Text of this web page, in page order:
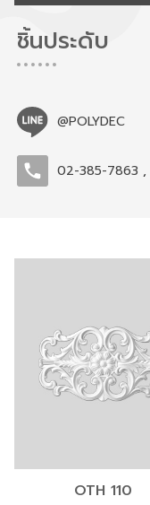
ชิ้นประดับ
@POLYDEC
02-385-7863 ,
OTH 110